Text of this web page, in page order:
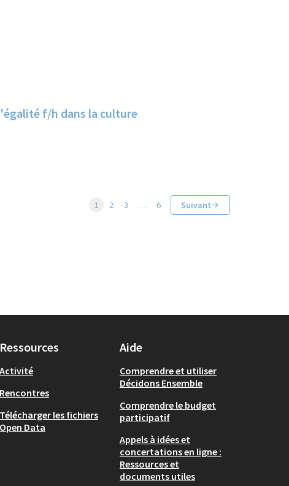
f/h dans la culture
1 2 3 … 6 Suivant
Ressources
Activité
Rencontres
Télécharger les fichiers
Open Data
Aide
Comprendre et utiliser
Décidons Ensemble
Comprendre le budget
participatif
Appels à idées et
concertations en ligne :
Ressources et
documents utiles